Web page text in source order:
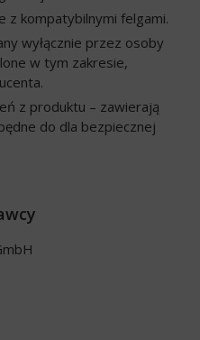
z kompatybilnymi felgami.
wyłącznie przez osoby
w tym zakresie,
z produktu – zawierają
do dla bezpiecznej